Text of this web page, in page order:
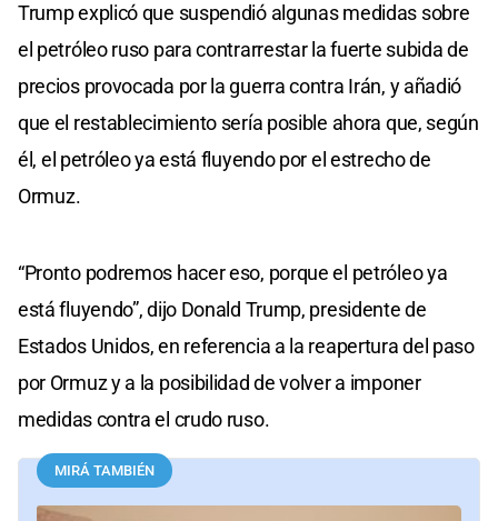
Trump explicó que suspendió algunas medidas sobre
el petróleo ruso para contrarrestar la fuerte subida de
precios provocada por la guerra contra Irán, y añadió
que el restablecimiento sería posible ahora que, según
él, el petróleo ya está fluyendo por el estrecho de
Ormuz.
“Pronto podremos hacer eso, porque el petróleo ya
está fluyendo”, dijo Donald Trump, presidente de
Estados Unidos, en referencia a la reapertura del paso
por Ormuz y a la posibilidad de volver a imponer
medidas contra el crudo ruso.
MIRÁ TAMBIÉN